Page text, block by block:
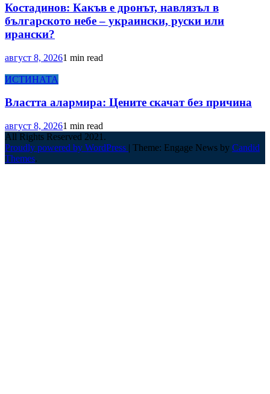
Костадинов: Какъв е дронът, навлязъл в
българското небе – украински, руски или
ирански?
август 8, 20261 min read
ИСТИНАТА
Властта алармира: Цените скачат без причина
август 8, 20261 min read
All Rights Reserved 2021.
Proudly powered by WordPress | Theme: Engage News by Candid
Themes.